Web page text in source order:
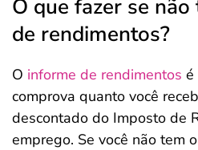
O que fazer se
de rendimentos?
O informe de rendimentos é
comprova quanto você
descontado do Imposto de
emprego. Se você não tem